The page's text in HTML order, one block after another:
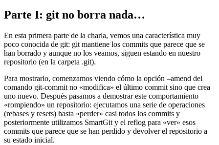
Parte I: git no borra nada…
En esta primera parte de la charla, vemos una característica muy
poco conocida de git: git mantiene los commits que parece que se
han borrado y aunque no los veamos, siguen estando en nuestro
repositorio (en la carpeta .git).
Para mostrarlo, comenzamos viendo cómo la opción –amend del
comando git-commit no «modifica» el último commit sino que crea
uno nuevo. Después pasamos a demostrar este comportamiento
«rompiendo» un repositorio: ejecutamos una serie de operaciones
(rebases y resets) hasta «perder» casi todos los commits y
posteriormente utilizamos SmartGit y el reflog para «ver» esos
commits que parece que se han perdido y devolver el repositorio a
su estado inicial.